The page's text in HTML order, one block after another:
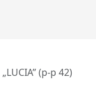
(р-р 42)